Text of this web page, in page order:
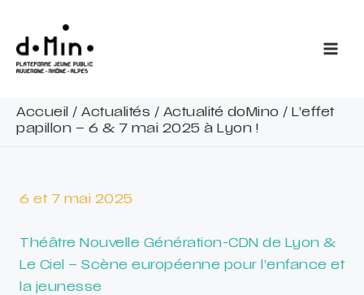
contenu
Accueil / Actualités / Actualité doMino / L’effet
papillon – 6 & 7 mai 2025 à Lyon !
6 et 7 mai 2025
Théâtre Nouvelle Génération-CDN de Lyon &
Le Ciel – Scène européenne pour l’enfance et
la jeunesse